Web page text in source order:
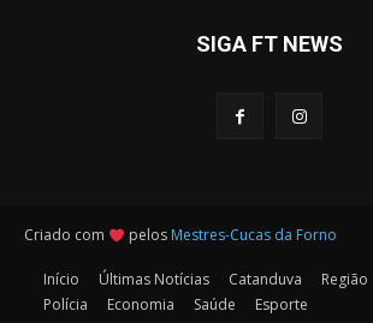
SIGA FT NEWS
Criado com pelos Mestres-Cucas da Forno
Início Últimas Notícias Catanduva Região
Polícia
Economia Saúde Esporte